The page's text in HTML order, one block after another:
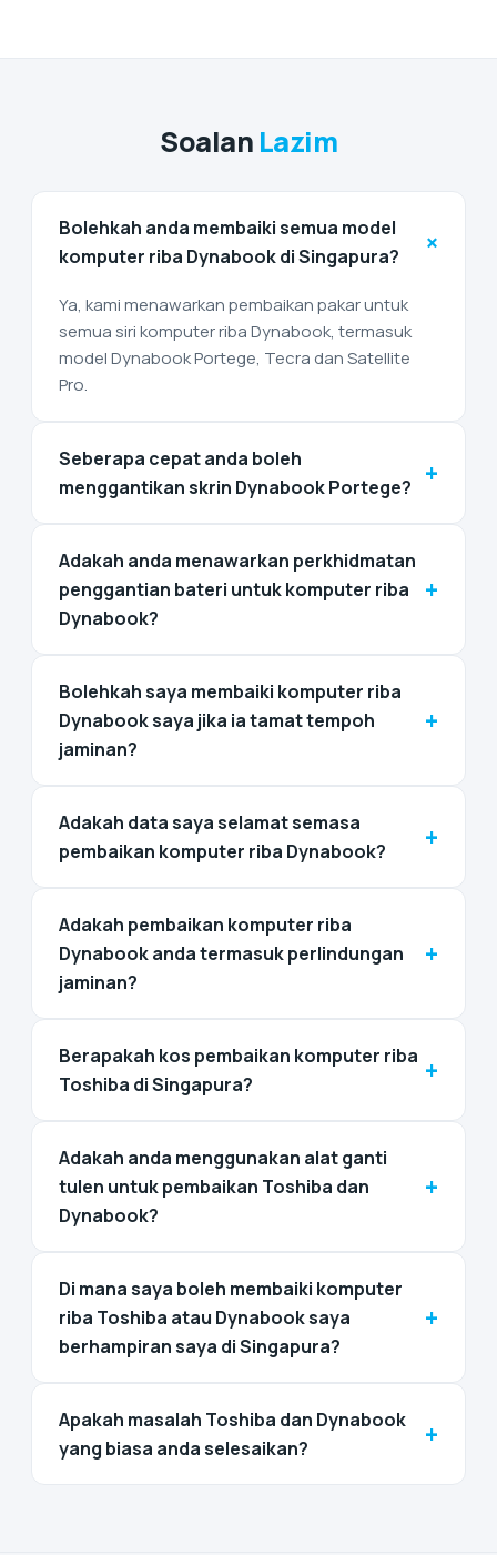
Soalan Lazim
Bolehkah anda membaiki semua model
komputer riba Dynabook di Singapura?
+
Ya, kami menawarkan pembaikan pakar untuk
semua siri komputer riba Dynabook, termasuk
model Dynabook Portege, Tecra dan Satellite
Pro.
Seberapa cepat anda boleh
menggantikan skrin Dynabook Portege?
+
Adakah anda menawarkan perkhidmatan
penggantian bateri untuk komputer riba
Dynabook?
+
Bolehkah saya membaiki komputer riba
Dynabook saya jika ia tamat tempoh
jaminan?
+
Adakah data saya selamat semasa
pembaikan komputer riba Dynabook?
+
Adakah pembaikan komputer riba
Dynabook anda termasuk perlindungan
jaminan?
+
Berapakah kos pembaikan komputer riba
Toshiba di Singapura?
+
Adakah anda menggunakan alat ganti
tulen untuk pembaikan Toshiba dan
Dynabook?
+
Di mana saya boleh membaiki komputer
riba Toshiba atau Dynabook saya
berhampiran saya di Singapura?
+
Apakah masalah Toshiba dan Dynabook
yang biasa anda selesaikan?
+